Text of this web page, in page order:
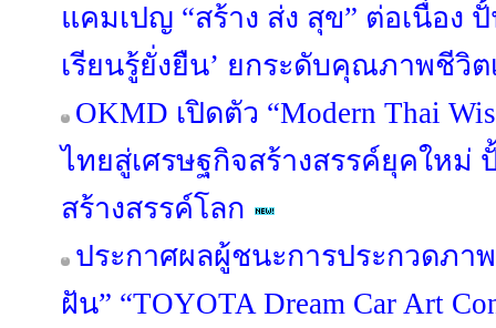
แคมเปญ “สร้าง ส่ง สุข” ต่อเนื่อง
เรียนรู้ยั่งยืน’ ยกระดับคุณภาพชีวิ
OKMD เปิดตัว “Modern Thai
ไทยสู่เศรษฐกิจสร้างสรรค์ยุคใหม่
สร้างสรรค์โลก
ประกาศผลผู้ชนะการประกวดภา
ฝัน” “TOYOTA Dream Car Art